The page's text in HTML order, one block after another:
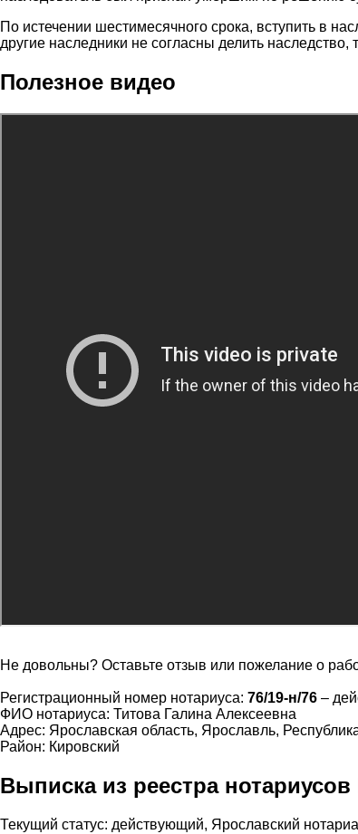
По истечении шестимесячного срока, вступить в
другие наследники не согласны делить
Полезное видео
Не довольны? Оставьте отзыв или пожелание о
Регистрационный номер нотариуса: 76/19-н/76 –
ФИО нотариуса: Титова Галина Алексеевна
Адрес: Ярославская область, Ярославль,
Район: Кировский
Выписка из реестра
Текущий статус: действующий, Ярославский